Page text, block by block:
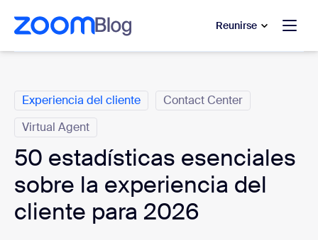
contenido principal
al chat de ayuda
Reunirse
Experiencia del cliente
Contact Center
Virtual Agent
50 estadísticas esenciales
sobre la experiencia del
cliente para 2026